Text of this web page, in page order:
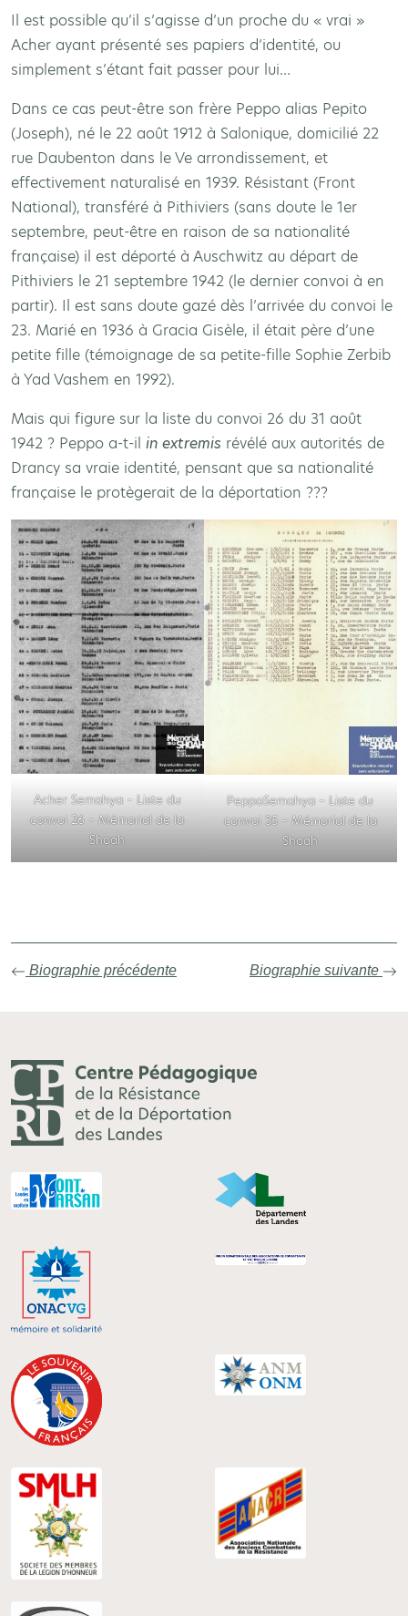
Il est possible qu’il s’agisse d’un proche du « vrai »
Acher ayant présenté ses papiers d’identité, ou
simplement s’étant fait passer pour lui…
Dans ce cas peut-être son frère Peppo alias Pepito
(Joseph), né le 22 août 1912 à Salonique, domicilié 22
rue Daubenton dans le Ve arrondissement, et
effectivement naturalisé en 1939. Résistant (Front
National), transféré à Pithiviers (sans doute le 1er
septembre, peut-être en raison de sa nationalité
française) il est déporté à Auschwitz au départ de
Pithiviers le 21 septembre 1942 (le dernier convoi à en
partir). Il est sans doute gazé dès l’arrivée du convoi le
23. Marié en 1936 à Gracia Gisèle, il était père d’une
petite fille (témoignage de sa petite-fille Sophie Zerbib
à Yad Vashem en 1992).
Mais qui figure sur la liste du convoi 26 du 31 août
1942 ? Peppo a-t-il in extremis révélé aux autorités de
Drancy sa vraie identité, pensant que sa nationalité
française le protègerait de la déportation ???
Acher Semahya – Liste du
convoi 26 – Mémorial de la
Shoah
PeppoSemahya – Liste du
convoi 35 – Mémorial de la
Shoah
Biographie précédente Biographie suivante